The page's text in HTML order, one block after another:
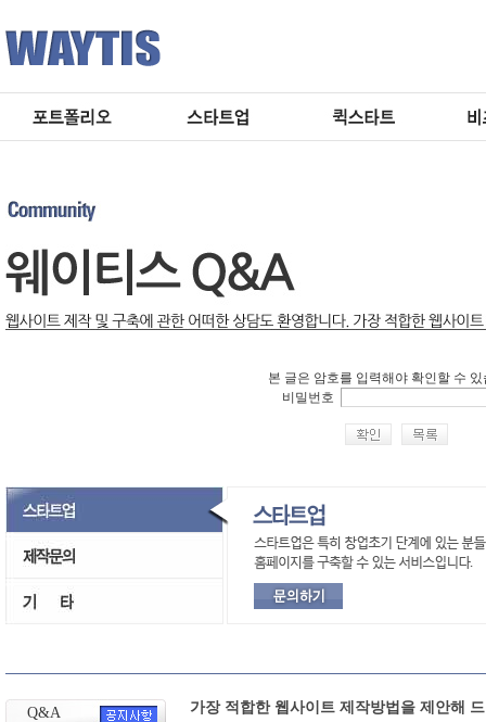
본 글은 암호를 입력해야 확인할 수 있
비밀번호
Q&A 가장 적합한 웹사이트 제작방법을 제안해